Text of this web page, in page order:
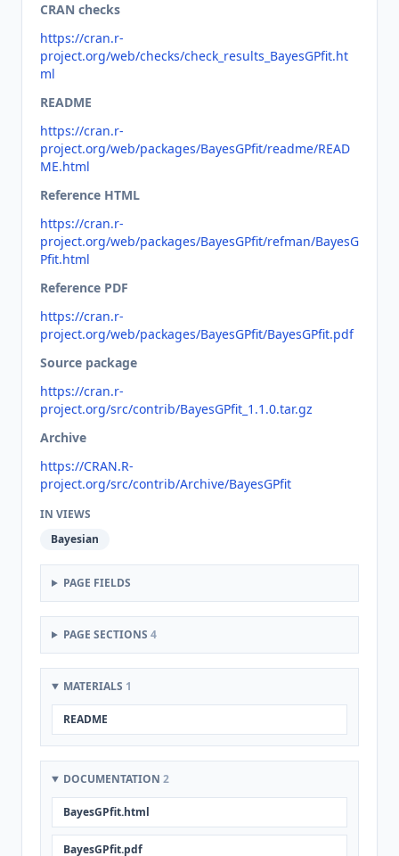
CRAN checks
https://cran.r-
project.org/web/checks/check_results_BayesGPfit.ht
ml
README
https://cran.r-
project.org/web/packages/BayesGPfit/readme/READ
ME.html
Reference HTML
https://cran.r-
project.org/web/packages/BayesGPfit/refman/BayesG
Pfit.html
Reference PDF
https://cran.r-
project.org/web/packages/BayesGPfit/BayesGPfit.pdf
Source package
https://cran.r-
project.org/src/contrib/BayesGPfit_1.1.0.tar.gz
Archive
https://CRAN.R-
project.org/src/contrib/Archive/BayesGPfit
IN VIEWS
Bayesian
PAGE FIELDS
PAGE SECTIONS 4
MATERIALS 1
README
DOCUMENTATION 2
BayesGPfit.html
BayesGPfit.pdf